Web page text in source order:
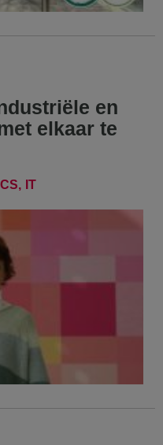
en
elkaar te
CS IT